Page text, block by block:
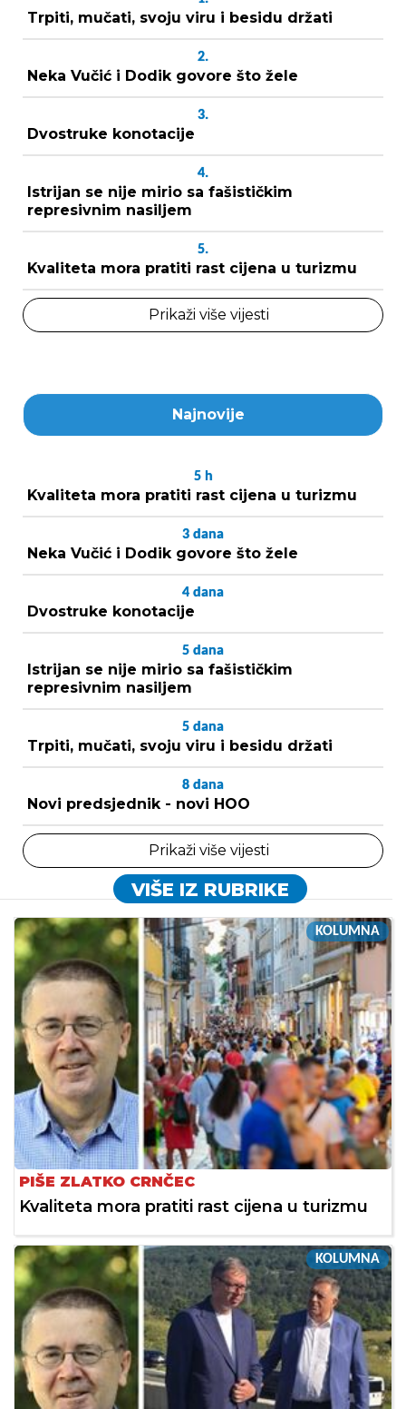
Trpiti, mučati, svoju viru i besidu držati
2.
Neka Vučić i Dodik govore što žele
3.
Dvostruke konotacije
4.
Istrijan se nije mirio sa fašističkim
represivnim nasiljem
5.
Kvaliteta mora pratiti rast cijena u turizmu
Prikaži više vijesti
Najnovije
5 h
Kvaliteta mora pratiti rast cijena u turizmu
3 dana
Neka Vučić i Dodik govore što žele
4 dana
Dvostruke konotacije
5 dana
Istrijan se nije mirio sa fašističkim
represivnim nasiljem
5 dana
Trpiti, mučati, svoju viru i besidu držati
8 dana
Novi predsjednik - novi HOO
Prikaži više vijesti
VIŠE IZ RUBRIKE
KOLUMNA
PIŠE ZLATKO CRNČEC
Kvaliteta mora pratiti rast cijena u turizmu
KOLUMNA